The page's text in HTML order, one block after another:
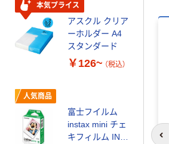
本気プライス
アスクル クリア
ーホルダー A4
スタンダード
￥126~ （税込）
人気商品
富士フイルム
instax mini チェ
キフィルム INS